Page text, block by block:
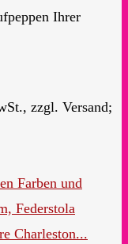
Ihrer
zzgl. Versand;